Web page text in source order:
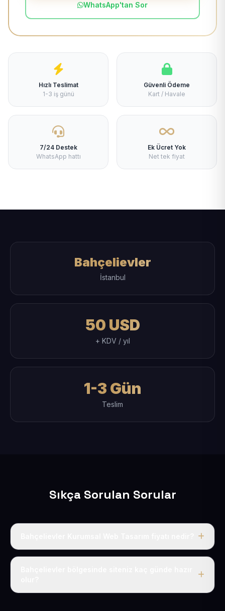
WhatsApp'tan Sor
Hızlı Teslimat
1-3 iş günü
Güvenli Ödeme
Kart / Havale
7/24 Destek
WhatsApp hattı
Ek Ücret Yok
Net tek fiyat
Bahçelievler
İstanbul
50 USD
+ KDV / yıl
1-3 Gün
Teslim
Sıkça Sorulan Sorular
Tek fiyat uygulanır: yıllık 50 USD + KDV. Bu bedele alan